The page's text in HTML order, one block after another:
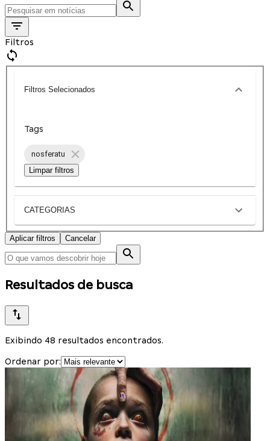
Filtros
Filtros Selecionados
Tags
nosferatu
Limpar filtros
CATEGORIAS
Aplicar filtros Cancelar
Resultados de busca
Exibindo 48 resultados encontrados.
Ordenar por: